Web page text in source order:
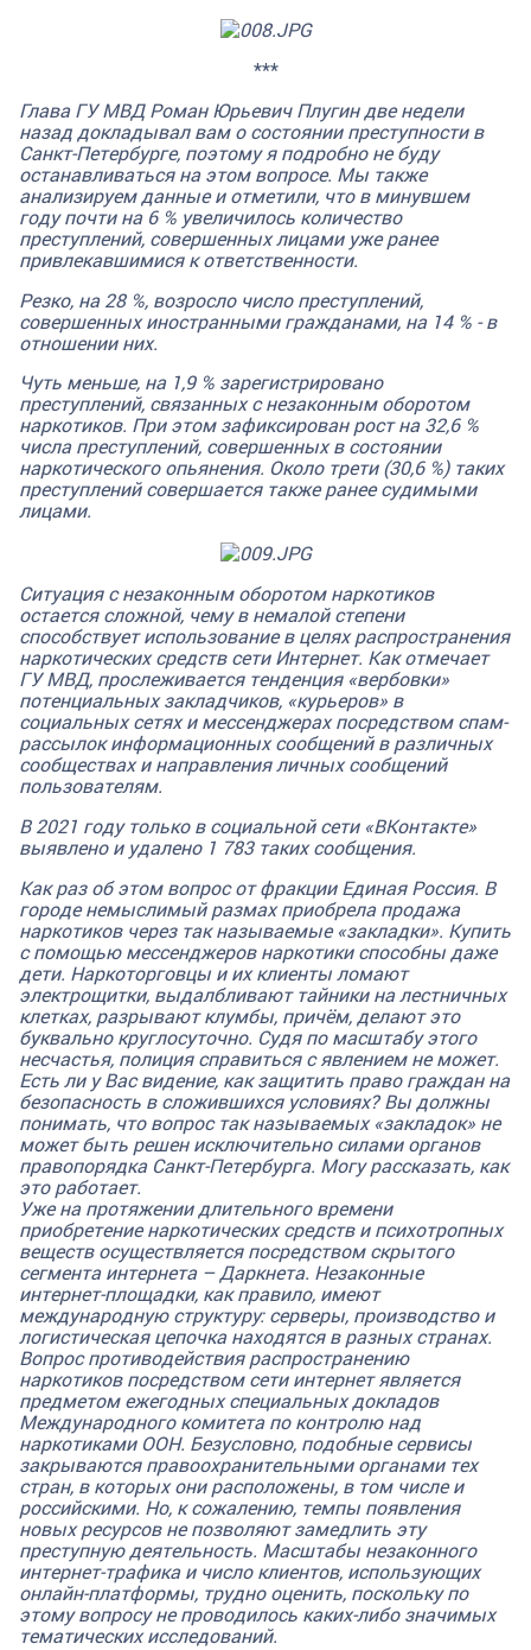
***
Глава ГУ МВД Роман Юрьевич Плугин две недели
назад докладывал вам о состоянии преступности в
Санкт-Петербурге, поэтому я подробно не буду
останавливаться на этом вопросе. Мы также
анализируем данные и отметили, что в минувшем
году почти на 6 % увеличилось количество
преступлений, совершенных лицами уже ранее
привлекавшимися к ответственности.
Резко, на 28 %, возросло число преступлений,
совершенных иностранными гражданами, на 14 % - в
отношении них.
Чуть меньше, на 1,9 % зарегистрировано
преступлений, связанных с незаконным оборотом
наркотиков. При этом зафиксирован рост на 32,6 %
числа преступлений, совершенных в состоянии
наркотического опьянения. Около трети (30,6 %) таких
преступлений совершается также ранее судимыми
лицами.
Ситуация с незаконным оборотом наркотиков
остается сложной, чему в немалой степени
способствует использование в целях распространения
наркотических средств сети Интернет. Как отмечает
ГУ МВД, прослеживается тенденция «вербовки»
потенциальных закладчиков, «курьеров» в
социальных сетях и мессенджерах посредством спам-
рассылок информационных сообщений в различных
сообществах и направления личных сообщений
пользователям.
В 2021 году только в социальной сети «ВКонтакте»
выявлено и удалено 1 783 таких сообщения.
Как раз об этом вопрос от фракции Единая Россия. В
городе немыслимый размах приобрела продажа
наркотиков через так называемые «закладки». Купить
с помощью мессенджеров наркотики способны даже
дети. Наркоторговцы и их клиенты ломают
электрощитки, выдалбливают тайники на лестничных
клетках, разрывают клумбы, причём, делают это
буквально круглосуточно. Судя по масштабу этого
несчастья, полиция справиться с явлением не может.
Есть ли у Вас видение, как защитить право граждан на
безопасность в сложившихся условиях?Вы должны
понимать, что вопрос так называемых «закладок» не
может быть решен исключительно силами органов
правопорядка Санкт-Петербурга. Могу рассказать, как
это работает.
Ужена протяжении длительного времени
приобретение наркотических средств и психотропных
веществ осуществляется посредством скрытого
сегмента интернета – Даркнета. Незаконные
интернет-площадки, как правило, имеют
международную структуру: серверы, производство и
логистическая цепочка находятся в разных странах.
Вопрос противодействия распространению
наркотиков посредством сети интернет является
предметом ежегодных специальных докладов
Международного комитета по контролю над
наркотиками ООН. Безусловно, подобные сервисы
закрываются правоохранительными органами тех
стран, в которых они расположены, в том числе и
российскими. Но, к сожалению, темпы появления
новых ресурсов не позволяют замедлить эту
преступную деятельность. Масштабы незаконного
интернет-трафика и число клиентов, использующих
онлайн-платформы, трудно оценить, поскольку по
этому вопросу не проводилось каких-либо значимых
тематических исследований.